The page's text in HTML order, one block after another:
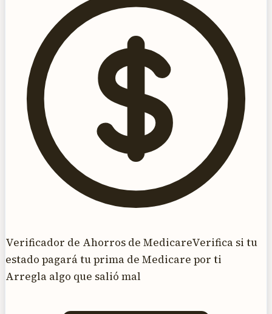
Verificador de Ahorros de MedicareVerifica si tu
estado pagará tu prima de Medicare por ti
Arregla algo que salió mal